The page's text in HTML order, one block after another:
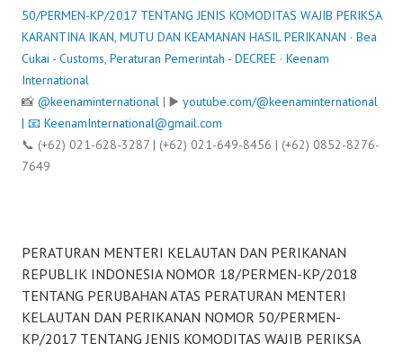
50/PERMEN-KP/2017 TENTANG JENIS KOMODITAS WAJIB PERIKSA
KARANTINA IKAN, MUTU DAN KEAMANAN HASIL PERIKANAN · Bea
Cukai - Customs, Peraturan Pemerintah - DECREE · Keenam
International
📸 @keenaminternational | ▶️ youtube.com/@keenaminternational
| 📧 KeenamInternational@gmail.com
📞 (+62) 021-628-3287 | (+62) 021-649-8456 | (+62) 0852-8276-
7649
PERATURAN MENTERI KELAUTAN DAN PERIKANAN
REPUBLIK INDONESIA NOMOR 18/PERMEN-KP/2018
TENTANG PERUBAHAN ATAS PERATURAN MENTERI
KELAUTAN DAN PERIKANAN NOMOR 50/PERMEN-
KP/2017 TENTANG JENIS KOMODITAS WAJIB PERIKSA